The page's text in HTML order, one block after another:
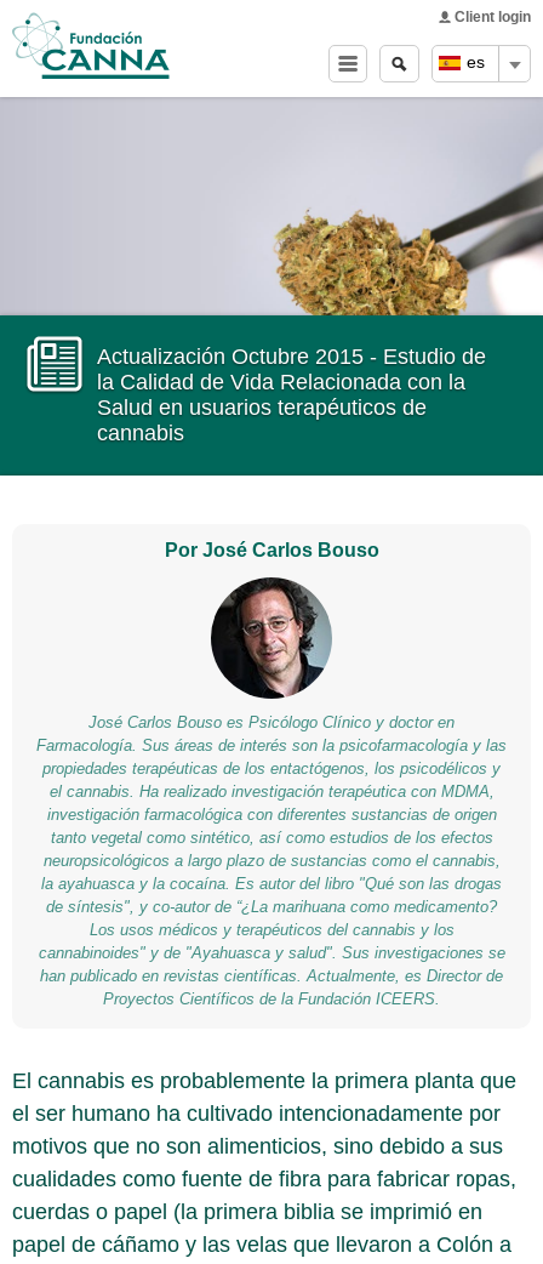
es
Client login
Main menu
Search
form
Buscar
Actualización Octubre 2015 - Estudio de
la Calidad de Vida Relacionada con la
Salud en usuarios terapéuticos de
cannabis
Por José Carlos Bouso
José Carlos Bouso es Psicólogo Clínico y doctor en
Farmacología. Sus áreas de interés son la psicofarmacología y las
propiedades terapéuticas de los entactógenos, los psicodélicos y
el cannabis. Ha realizado investigación terapéutica con MDMA,
investigación farmacológica con diferentes sustancias de origen
tanto vegetal como sintético, así como estudios de los efectos
neuropsicológicos a largo plazo de sustancias como el cannabis,
la ayahuasca y la cocaína. Es autor del libro "Qué son las drogas
de síntesis", y co-autor de “¿La marihuana como medicamento?
Los usos médicos y terapéuticos del cannabis y los
cannabinoides" y de "Ayahuasca y salud". Sus investigaciones se
han publicado en revistas científicas. Actualmente, es Director de
Proyectos Científicos de la Fundación ICEERS.
El cannabis es probablemente la primera planta que
el ser humano ha cultivado intencionadamente por
motivos que no son alimenticios, sino debido a sus
cualidades como fuente de fibra para fabricar ropas,
cuerdas o papel (la primera biblia se imprimió en
papel de cáñamo y las velas que llevaron a Colón a